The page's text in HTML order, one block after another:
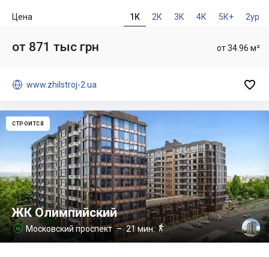
1К 2К 3К 4К 5К+ 2ур
Цена
от 34.96 м²
от 871 тыс грн
 www.zhilstroj-2.ua 
СТРОИТСЯ
ЖК Олимпийский
 Московский проспект– 21 мин.